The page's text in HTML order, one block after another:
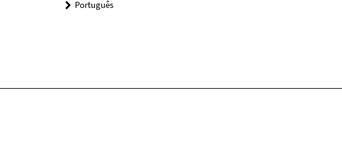
Português